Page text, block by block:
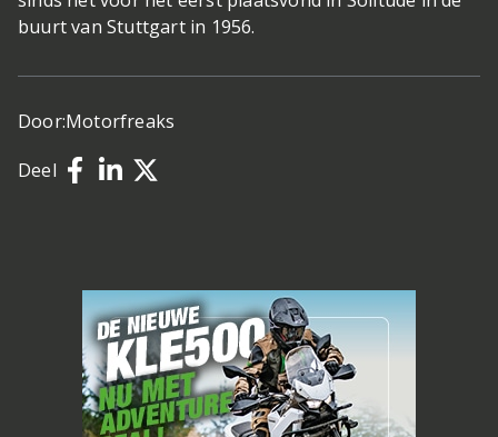
buurt van Stuttgart in 1956.
Door:Motorfreaks
Deel